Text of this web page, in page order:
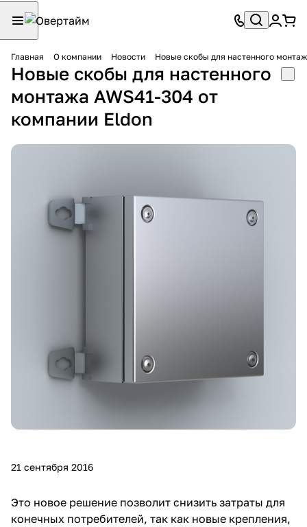
Главная О компании Новости Новые скобы для настенного
Новые скобы для настенного
монтажа AWS41-304 от
компании Eldon
21 сентября 2016
Это новое решение позволит снизить затраты для
конечных потребителей, так как новые крепления,